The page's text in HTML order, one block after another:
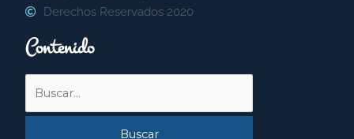
Derechos Reservados 2020
Contenido
por: